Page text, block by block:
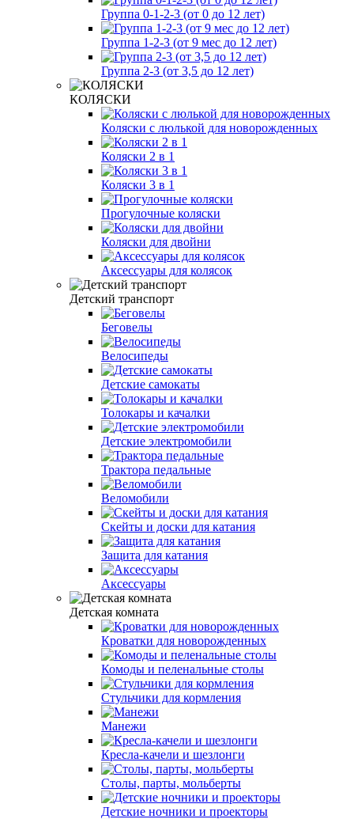
Группа 0-1-2-3 (от 0 до 12 лет)
Группа 1-2-3 (от 9 мес до 12 лет)
Группа 2-3 (от 3,5 до 12 лет)
КОЛЯСКИ
Коляски с люлькой для новорожденных
Коляски 2 в 1
Коляски 3 в 1
Прогулочные коляски
Коляски для двойни
Аксессуары для колясок
Детский транспорт
Беговелы
Велосипеды
Детские самокаты
Толокары и качалки
Детские электромобили
Трактора педальные
Веломобили
Скейты и доски для катания
Защита для катания
Аксессуары
Детская комната
Кроватки для новорожденных
Комоды и пеленальные столы
Стульчики для кормления
Манежи
Кресла-качели и шезлонги
Столы, парты, мольберты
Детские ночники и проекторы